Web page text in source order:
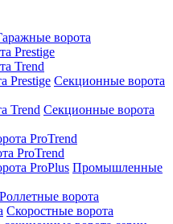
ворота
Prestige
Trend
Секционные ворота
Секционные ворота
ProTrend
Промышленные
Роллетные ворота
Скоростные ворота